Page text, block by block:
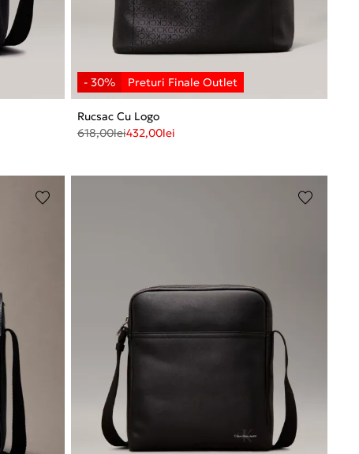
Rucsac Cu Logo
618,00lei432,00lei